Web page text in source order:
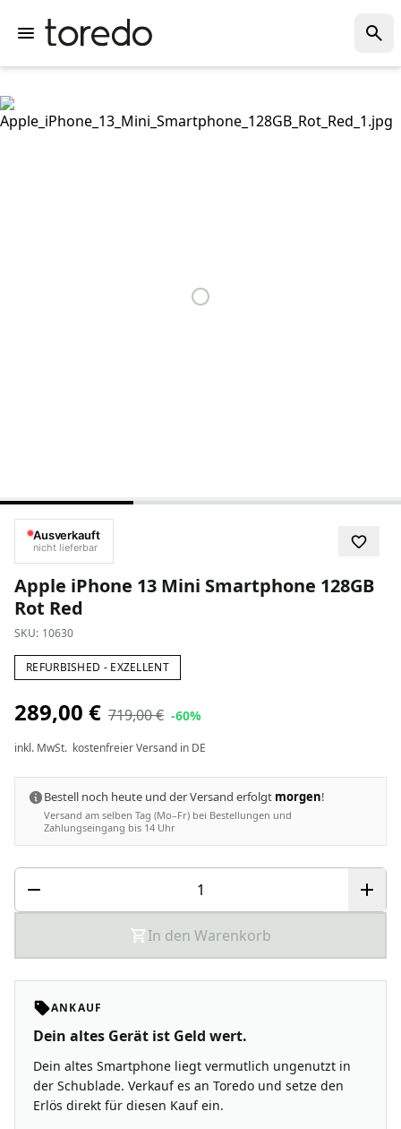
Ausverkauft
nicht lieferbar
Apple iPhone 13 Mini Smartphone 128GB
Rot Red
SKU: 10630
REFURBISHED - EXZELLENT
289,00 € 719,00 € -60%
inkl. MwSt. kostenfreier Versand in DE
Bestell noch heute und der Versand erfolgt morgen!
Versand am selben Tag (Mo–Fr) bei Bestellungen und
Zahlungseingang bis 14 Uhr
In den Warenkorb
ANKAUF
Dein altes Gerät ist Geld wert.
Dein altes Smartphone liegt vermutlich ungenutzt in
der Schublade. Verkauf es an Toredo und setze den
Erlös direkt für diesen Kauf ein.